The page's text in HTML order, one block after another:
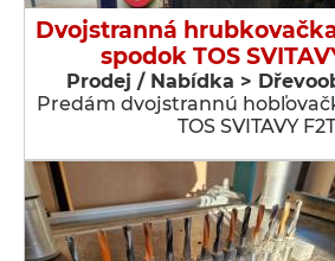
Dvojstranná
spodok TOS
Prodej / Nabídka >
Predám dvojstrannú
TOS SVITAVY